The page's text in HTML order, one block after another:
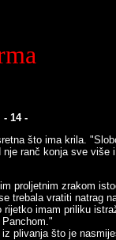
- 14 -
što ima krila.
ranč konja sve više
proljetnim zrakom
trebala vratiti natrag
rijetko imam priliku
plivanja što je